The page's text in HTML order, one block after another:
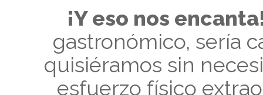
¡Y eso nos
gastronómico, sería
quisiéramos sin
esfuerzo físico